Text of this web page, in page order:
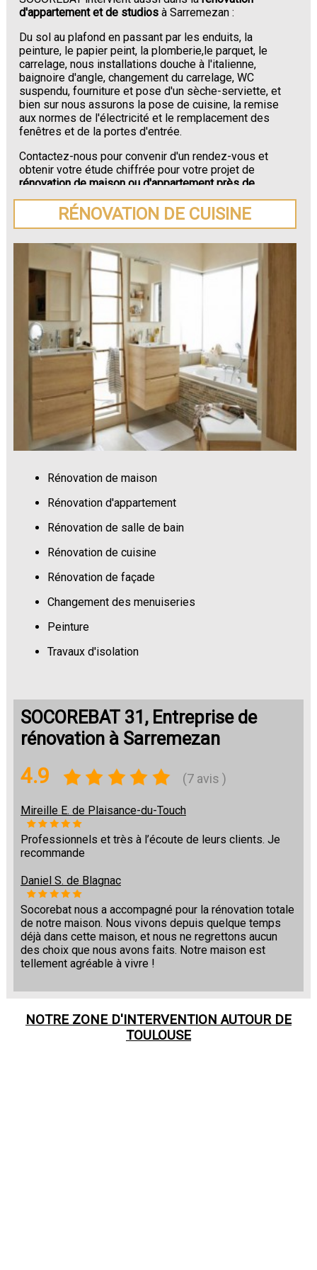
d'appartement et de studios à Sarremezan :
Du sol au plafond en passant par les enduits, la
peinture, le papier peint, la plomberie,le parquet, le
carrelage, nous installations douche à l'italienne,
baignoire d'angle, changement du carrelage, WC
suspendu, fourniture et pose d'un sèche-serviette, et
bien sur nous assurons la pose de cuisine, la remise
aux normes de l'électricité et le remplacement des
fenêtres et de la portes d'entrée.
Contactez-nous pour convenir d'un rendez-vous et
obtenir votre étude chiffrée pour votre projet de
rénovation de maison ou d'appartement près de
Sarremezan.
RÉNOVATION DE CUISINE
Rénovation de maison
Rénovation d'appartement
Rénovation de salle de bain
Rénovation de cuisine
Rénovation de façade
Changement des menuiseries
Peinture
Travaux d'isolation
SOCOREBAT 31, Entreprise de
rénovation à Sarremezan
4.9 (7 avis )
Mireille E. de Plaisance-du-Touch
Professionnels et très à l’écoute de leurs clients. Je
recommande
Daniel S. de Blagnac
Socorebat nous a accompagné pour la rénovation totale
de notre maison. Nous vivons depuis quelque temps
déjà dans cette maison, et nous ne regrettons aucun
des choix que nous avons faits. Notre maison est
tellement agréable à vivre !
NOTRE ZONE D'INTERVENTION AUTOUR DE
TOULOUSE